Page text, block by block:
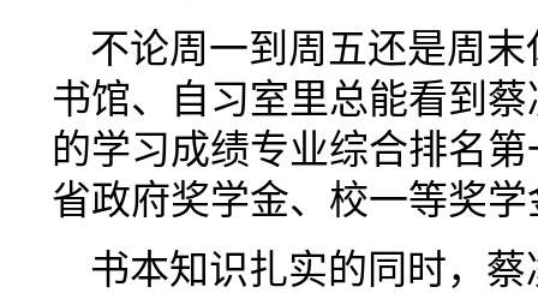
不论周一到周五还是周
书馆、自习室里总能看到
的学习成绩专业综合排名
省政府奖学金、校一等奖学
书本知识扎实的同时，